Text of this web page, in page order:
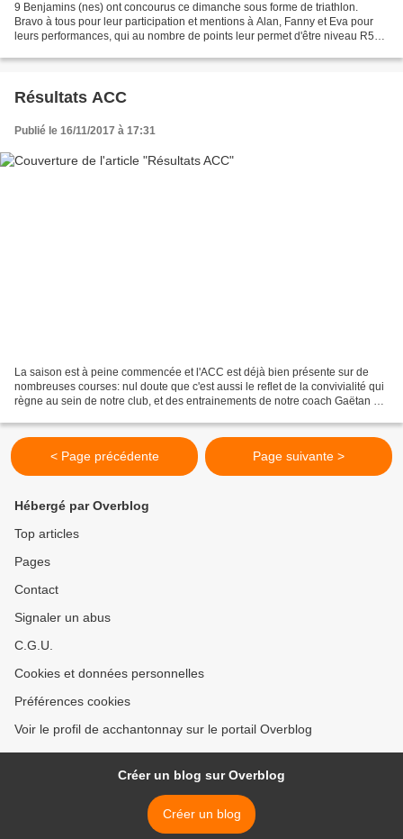
9 Benjamins (nes) ont concourus ce dimanche sous forme de triathlon.
Bravo à tous pour leur participation et mentions à Alan, Fanny et Eva pour
leurs performances, qui au nombre de points leur permet d'être niveau R5
Résultats ACC
Publié le 16/11/2017 à 17:31
La saison est à peine commencée et l'ACC est déjà bien présente sur de
nombreuses courses: nul doute que c'est aussi le reflet de la convivialité qui
règne au sein de notre club, et des entrainements de notre coach Gaëtan qui
< Page précédente Page suivante >
Hébergé par Overblog
Top articles
Pages
Contact
Signaler un abus
C.G.U.
Cookies et données personnelles
Préférences cookies
Voir le profil de acchantonnay sur le portail Overblog
Créer un blog sur Overblog
Créer un blog